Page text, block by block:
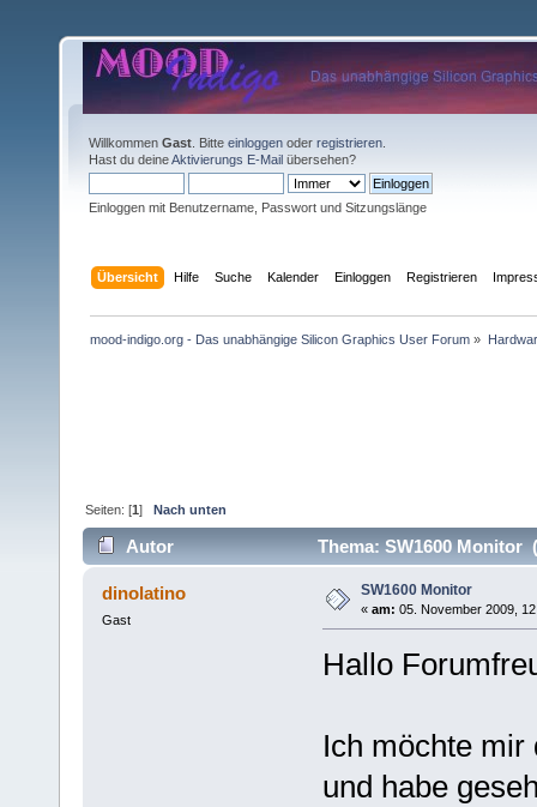
Willkommen Gast . Bitte einloggen oder registrieren
Hast du deineAktivierungs E-Mail übersehen?
Einloggen mit Benutzername, Passwort und Sitzungslänge
Übersicht Hilfe Suche Kalender Einloggen Registrieren
mood-indigo.org - Das unabhängige Silicon Graphics User Forum »
Seiten: [1]Nach unten
Autor Thema: SW1600 Monitor
dinolatino
Gast
SW1600 Monitor
« am: 05. November 2009,
Hallo
Ich möchte mir
und habe